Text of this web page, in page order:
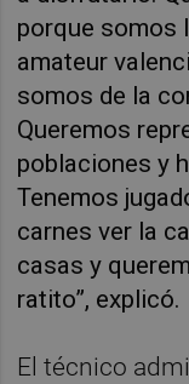
porque somos
amateur
somos de la
Queremos
poblaciones y
Tenemos
carnes ver la
casas y
ratito”, explicó.
El técnico